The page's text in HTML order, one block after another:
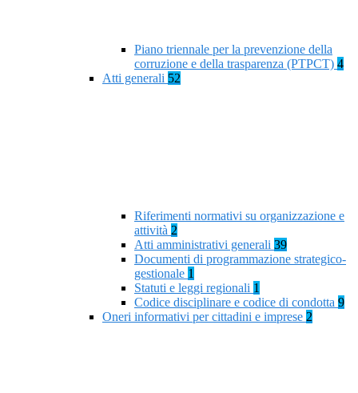
Piano triennale per la prevenzione della
corruzione e della trasparenza (PTPCT) 4
Atti generali 52
Riferimenti normativi su organizzazione e
attività 2
Atti amministrativi generali 39
Documenti di programmazione strategico-
gestionale 1
Statuti e leggi regionali 1
Codice disciplinare e codice di condotta 9
Oneri informativi per cittadini e imprese 2